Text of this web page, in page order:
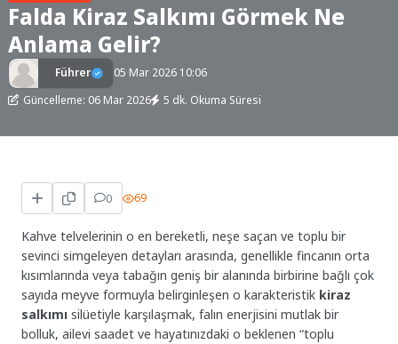
Falda Kiraz Salkımı Görmek Ne
Anlama Gelir?
Führer
05 Mar 2026 10:06
Güncelleme: 06 Mar 2026
5 dk. Okuma Süresi
0 69
Kahve telvelerinin o en bereketli, neşe saçan ve toplu bir
sevinci simgeleyen detayları arasında, genellikle fincanın orta
kısımlarında veya tabağın geniş bir alanında birbirine bağlı çok
sayıda meyve formuyla belirginleşen o karakteristik kiraz
salkımı silüetiyle karşılaşmak, falın enerjisini mutlak bir
bolluk, ailevi saadet ve hayatınızdaki o beklenen “toplu